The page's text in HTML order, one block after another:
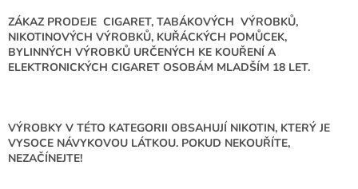
l
á
d
a
r
v
ZÁKAZ PRODEJE CIGARET, TABÁKOVÝCH VÝROBKŮ,
NIKOTINOVÝCH VÝROBKŮ, KUŘÁCKÝCH POMŮCEK,
BYLINNÝCH VÝROBKŮ URČENÝCH KE KOUŘENÍ A
ELEKTRONICKÝCH CIGARET OSOBÁM MLADŠÍM 18 LET.
VÝROBKY V TÉTO KATEGORII OBSAHUJÍ NIKOTIN, KTERÝ JE
VYSOCE NÁVYKOVOU LÁTKOU. POKUD NEKOUŘÍTE,
NEZAČÍNEJTE!